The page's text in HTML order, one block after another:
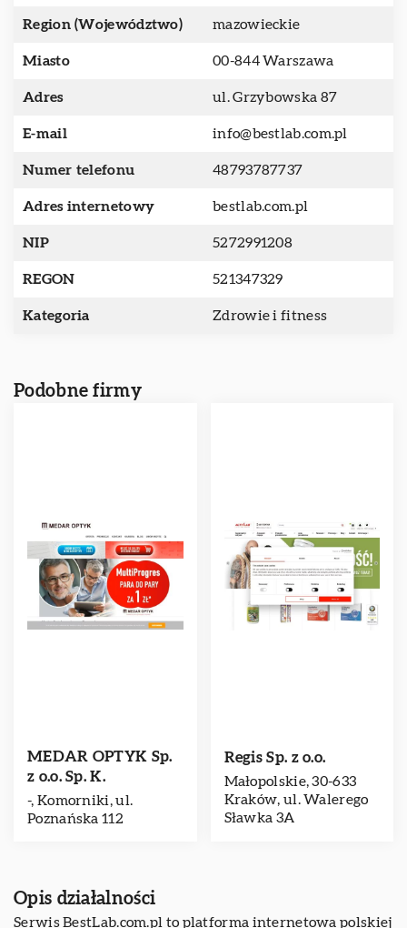
Region (Województwo) mazowieckie
Miasto 00-844 Warszawa
Adres ul. Grzybowska 87
E-mail info@bestlab.com.pl
Numer telefonu 48793787737
Adres internetowy bestlab.com.pl
NIP 5272991208
REGON 521347329
Kategoria Zdrowie i fitness
Podobne firmy
MEDAR OPTYK Sp.
z o.o. Sp. K.
-, Komorniki, ul.
Poznańska 112
Regis Sp. z o.o.
Małopolskie, 30-633
Kraków, ul. Walerego
Sławka 3A
Opis działalności
Serwis BestLab.com.pl to platforma internetowa polskiej